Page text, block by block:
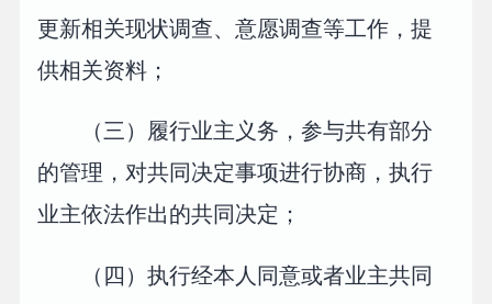
更新相关现状调查、意愿调查等工作，提
供相关资料；
（三）履行业主义务，参与共有部分
的管理，对共同决定事项进行协商，执行
业主依法作出的共同决定；
（四）执行经本人同意或者业主共同